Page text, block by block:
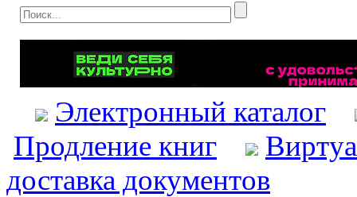
Электронный каталог
Продление книг
доставка документов